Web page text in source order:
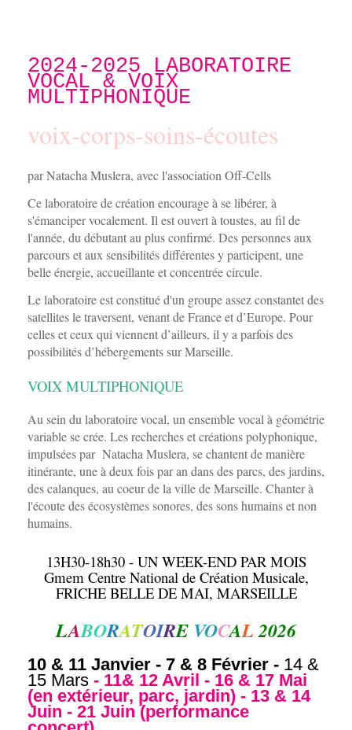
2024-2025 LABORATOIRE
VOCAL & VOIX
MULTIPHONIQUE
voix-corps-soins-écoutes
par Natacha Muslera, avec l'association Off-Cells
Ce laboratoire de création encourage à se libérer, à
s'émanciper vocalement. Il est ouvert à toustes, au fil de
l'année, du débutant au plus confirmé. Des personnes aux
parcours et aux sensibilités différentes y participent, une
belle énergie, accueillante et concentrée circule.
Le laboratoire est constitué d'un groupe assez constantet des
satellites le traversent, venant de France et d’Europe. Pour
celles et ceux qui viennent d’ailleurs, il y a parfois des
possibilités d’hébergements sur Marseille.
VOIX MULTIPHONIQUE
Au sein du laboratoire vocal, un ensemble vocal à géométrie
variable se crée. Les recherches et créations polyphonique,
impulsées par Natacha Muslera, se chantent de manière
itinérante, une à deux fois par an dans des parcs, des jardins,
des calanques, au coeur de la ville de Marseille. Chanter à
l'écoute des écosystèmes sonores, des sons humains et non
humains.
13H30-18h30 - UN WEEK-END PAR MOIS
Gmem Centre National de Création Musicale,
FRICHE BELLE DE MAI, MARSEILLE
LABORATOIRE VOCAL2026
10 & 11 Janvier - 7 & 8 Février - 14 &
15 Mars - 11& 12 Avril - 16 & 17 Mai
(en extérieur, parc, jardin) - 13 & 14
Juin - 21 Juin (performance